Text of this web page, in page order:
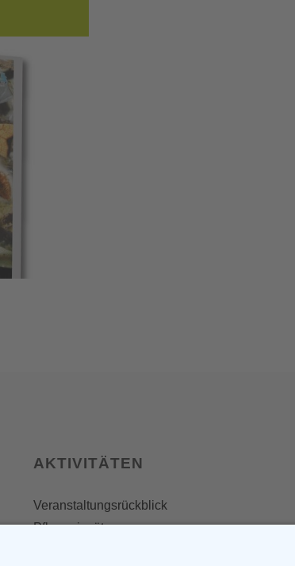
AKTIVITÄTEN
Veranstaltungsrückblick
Pflegeeinsätze